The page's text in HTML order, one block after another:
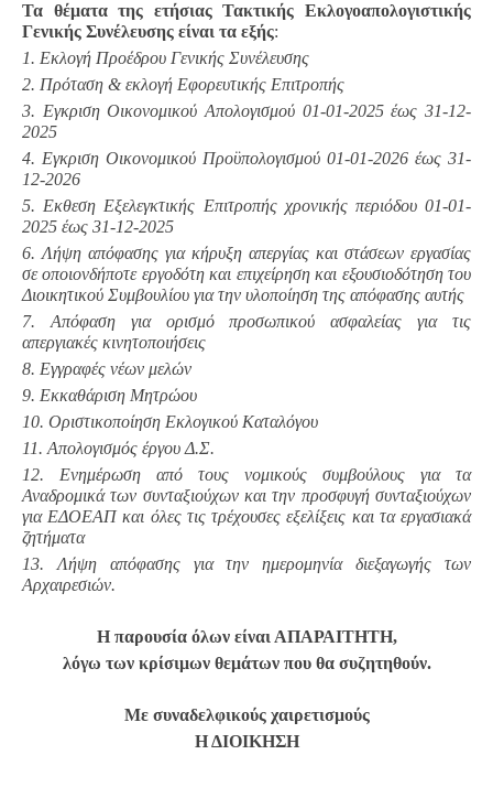
Τα θέματα της ετήσιας Τακτικής Εκλογοαπολογιστικής
Γενικής Συνέλευσης είναι τα εξής:
1. Εκλογή Προέδρου Γενικής Συνέλευσης
2. Πρόταση & εκλογή Εφορευτικής Επιτροπής
3. Εγκριση Οικονομικού Απολογισμού 01-01-2025 έως 31-12-
2025
4. Εγκριση Οικονομικού Προϋπολογισμού 01-01-2026 έως 31-
12-2026
5. Εκθεση Εξελεγκτικής Επιτροπής χρονικής περιόδου 01-01-
2025 έως 31-12-2025
6. Λήψη απόφασης για κήρυξη απεργίας και στάσεων εργασίας
σε οποιονδήποτε εργοδότη και επιχείρηση και εξουσιοδότηση του
Διοικητικού Συμβουλίου για την υλοποίηση της απόφασης αυτής
7. Απόφαση για ορισμό προσωπικού ασφαλείας για τις
απεργιακές κινητοποιήσεις
8. Εγγραφές νέων μελών
9. Εκκαθάριση Μητρώου
10. Οριστικοποίηση Εκλογικού Καταλόγου
11. Απολογισμός έργου Δ.Σ.
12. Ενημέρωση από τους νομικούς συμβούλους για τα
Αναδρομικά των συνταξιούχων και την προσφυγή συνταξιούχων
για ΕΔΟΕΑΠ και όλες τις τρέχουσες εξελίξεις και τα εργασιακά
ζητήματα
13. Λήψη απόφασης για την ημερομηνία διεξαγωγής των
Αρχαιρεσιών.
Η παρουσία όλων είναι ΑΠΑΡΑΙΤΗΤΗ,
λόγω των κρίσιμων θεμάτων που θα συζητηθούν.
Με συναδελφικούς χαιρετισμούς
Η ΔΙΟΙΚΗΣΗ